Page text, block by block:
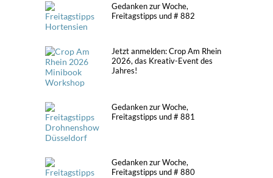
Gedanken zur Woche,
Freitagstipps und # 882
Jetzt anmelden: Crop Am Rhein
2026, das Kreativ-Event des
Jahres!
Gedanken zur Woche,
Freitagstipps und # 881
Gedanken zur Woche,
Freitagstipps und # 880